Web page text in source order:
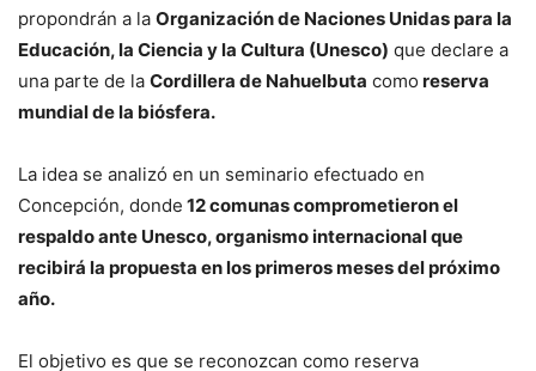
propondrán a la Organización de Naciones Unidas para la
Educación, la Ciencia y la Cultura (Unesco) que declare a
una parte de la Cordillera de Nahuelbuta como reserva
mundial de la biósfera.
La idea se analizó en un seminario efectuado en
Concepción, donde 12 comunas comprometieron el
respaldo ante Unesco, organismo internacional que
recibirá la propuesta en los primeros meses del próximo
año.
El objetivo es que se reconozcan como reserva